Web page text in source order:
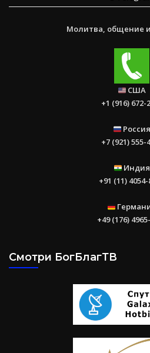
Молитва, общение
США
+1 (916) 672-
Россия
+7 (921) 555-
Индия
+91 (11)
+49 (176)
Смотри БогБлагТВ